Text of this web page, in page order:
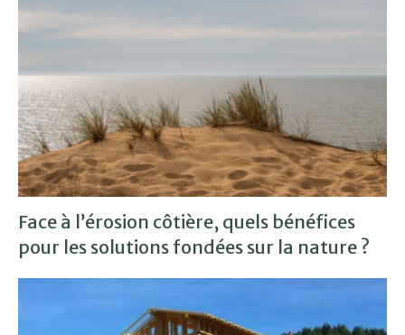
Face à l’érosion côtière, quels bénéfices
pour les solutions fondées sur la nature ?